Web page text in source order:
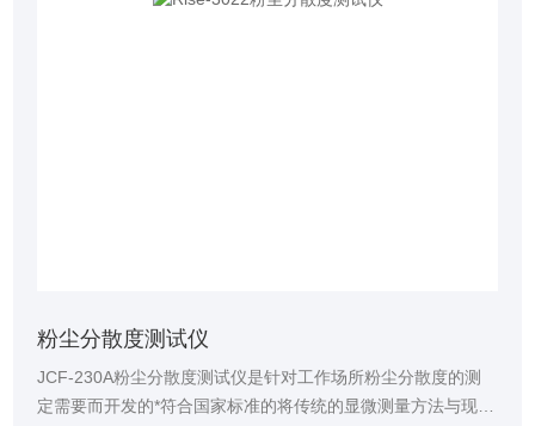
粉尘分散度测试仪
JCF-230A粉尘分散度测试仪是针对工作场所粉尘分散度的测
定需要而开发的*符合国家标准的将传统的显微测量方法与现代